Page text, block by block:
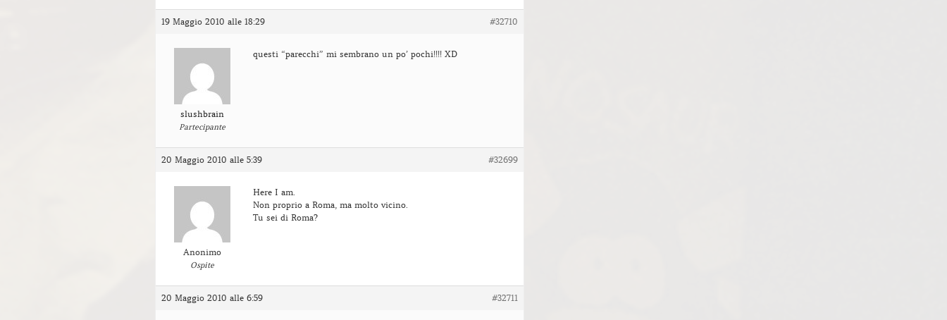
19 Maggio 2010 alle 18:29 #32710
slushbrain
Partecipante
questi “parecchi” mi sembrano un po’ pochi!!!! XD
20 Maggio 2010 alle 5:39 #32699
Anonimo
Ospite
Here I am.
Non proprio a Roma, ma molto vicino.
Tu sei di Roma?
20 Maggio 2010 alle 6:59 #32711